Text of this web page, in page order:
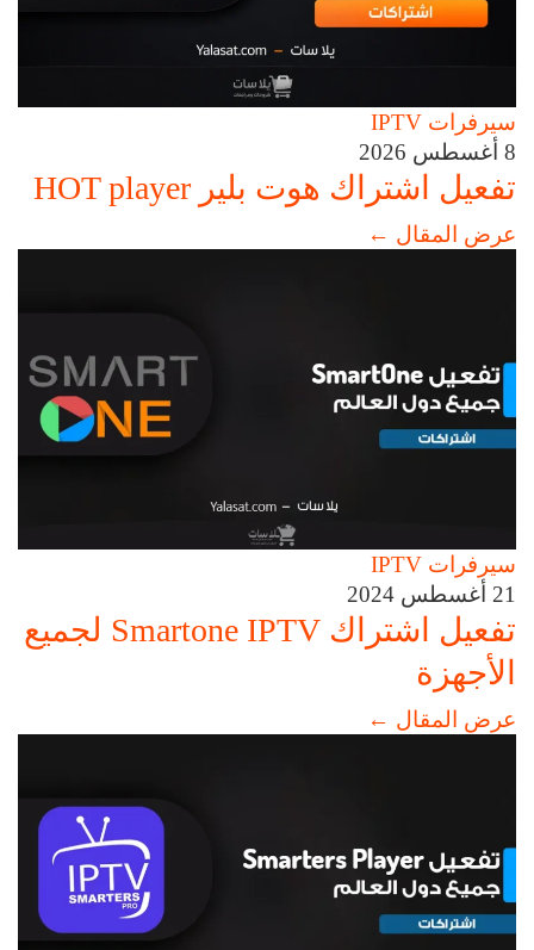
سيرفرات IPTV
8 أغسطس 2026
تفعيل اشتراك هوت بلير HOT player
عرض المقال ←
سيرفرات IPTV
21 أغسطس 2024
تفعيل اشتراك Smartone IPTV لجميع
الأجهزة
عرض المقال ←